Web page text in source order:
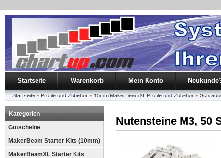
Startseite Warenkorb Mein Konto
Startseite » Profile und Zubehör » 15mm MakerBeamXL Profile und Zubehör »
Kategorien
Gutscheine
MakerBeam Starter Kits (10mm)
MakerBeamXL Starter Kits
Nutensteine M3, 50